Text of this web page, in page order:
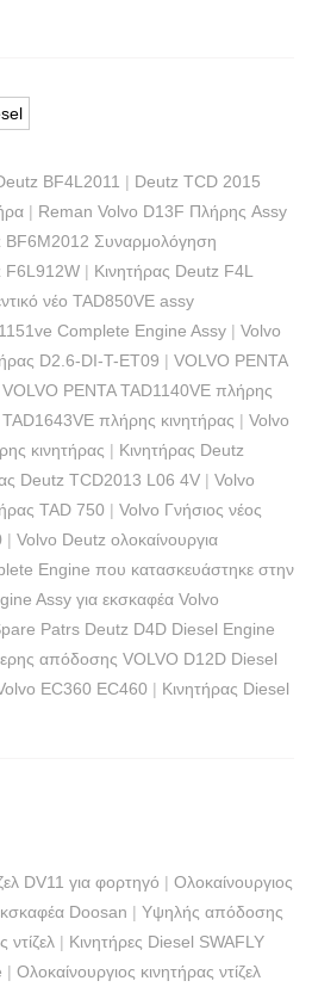
BF4L2011 | Deutz TCD 2015
| Reman Volvo D13F Πλήρης Assy
BF6M2012 Συναρμολόγηση
F6L912W | Κινητήρας Deutz F4L
νέο TAD850VE assy
Complete Engine Assy | Volvo
D2.6-DI-T-ET09 | VOLVO PENTA
VOLVO PENTA TAD1140VE πλήρης
πλήρης κινητήρας | Volvo
κινητήρας | Κινητήρας Deutz
Deutz TCD2013 L06 4V | Volvo
TAD 750 | Volvo Γνήσιος νέος
| Volvo Deutz ολοκαίνουργια
Engine που κατασκευάστηκε στην
Assy για εκσκαφέα Volvo
Patrs Deutz D4D Diesel Engine
απόδοσης VOLVO D12D Diesel
EC360 EC460 | Κινητήρας Diesel
DV11 για φορτηγό | Ολοκαίνουργιος
Doosan | Υψηλής απόδοσης
ντίζελ | Κινητήρες Diesel SWAFLY
| Ολοκαίνουργιος κινητήρας ντίζελ